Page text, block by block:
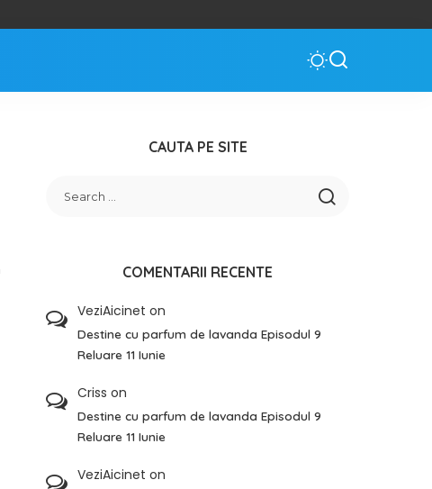
CAUTA PE SITE
COMENTARII RECENTE
VeziAicinet on
Destine cu parfum de lavanda Episodul 9
Reluare 11 Iunie
Criss on
Destine cu parfum de lavanda Episodul 9
Reluare 11 Iunie
VeziAicinet on